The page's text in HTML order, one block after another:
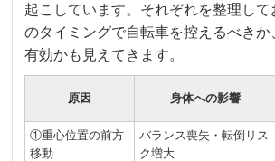
起こしています。それぞれを整理し
のタイミングで自転車を控えるべき
有効かも見えてきます。
原因 身体への影響
①重心位置の前方
移動
バランス喪失・転倒リス
ク増大